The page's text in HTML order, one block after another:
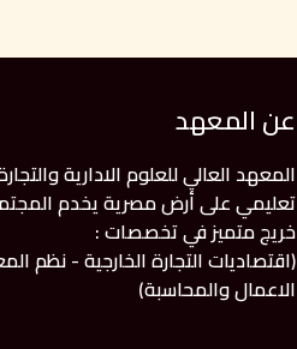
عن المعهد
المعهد العالي للعلوم الادارية
تعليمي على أرض مصرية يخدم
خريج متميز في تخصصات :
(اقتصاديات التجارة الخارجية - نظم
الاعمال والمحاسبة)